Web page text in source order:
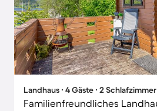
Landhaus ∙ 4 Gäste ∙ 2 Schlafzimmer